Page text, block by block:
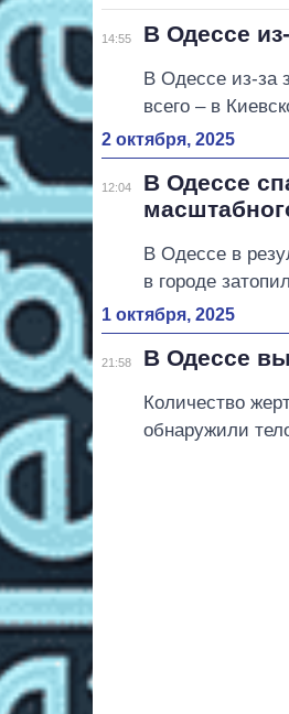
14:55 В Одессе
В Одессе из-за
всего – в
2 октября, 2025
12:04
В Одессе
В Одессе в
в городе
1 октября, 2025
21:58 В Одессе
Количество
обнаружили